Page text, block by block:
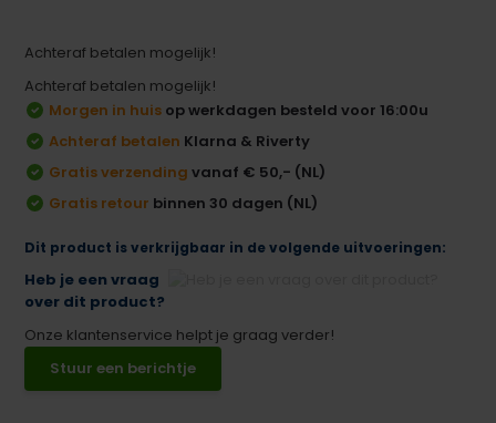
Achteraf betalen mogelijk!
Achteraf betalen mogelijk!
Morgen in huis op werkdagen besteld voor 16:00u
Achteraf betalen Klarna & Riverty
Gratis verzending vanaf € 50,- (NL)
Gratis retour binnen 30 dagen (NL)
Dit product is verkrijgbaar in de volgende uitvoeringen:
Heb je een vraag
over dit product?
Onze klantenservice helpt je graag verder!
Stuur een berichtje